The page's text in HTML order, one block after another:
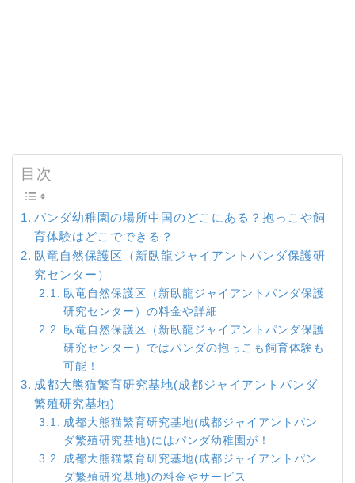
目次
パンダ幼稚園の場所中国のどこにある？抱っこや飼
育体験はどこでできる？
臥竜自然保護区（新臥龍ジャイアントパンダ保護研
究センター）
臥竜自然保護区（新臥龍ジャイアントパンダ保護
研究センター）の料金や詳細
臥竜自然保護区（新臥龍ジャイアントパンダ保護
研究センター）ではパンダの抱っこも飼育体験も
可能！
成都大熊猫繁育研究基地(成都ジャイアントパンダ
繁殖研究基地)
成都大熊猫繁育研究基地(成都ジャイアントパン
ダ繁殖研究基地)にはパンダ幼稚園が！
成都大熊猫繁育研究基地(成都ジャイアントパン
ダ繁殖研究基地)の料金やサービス